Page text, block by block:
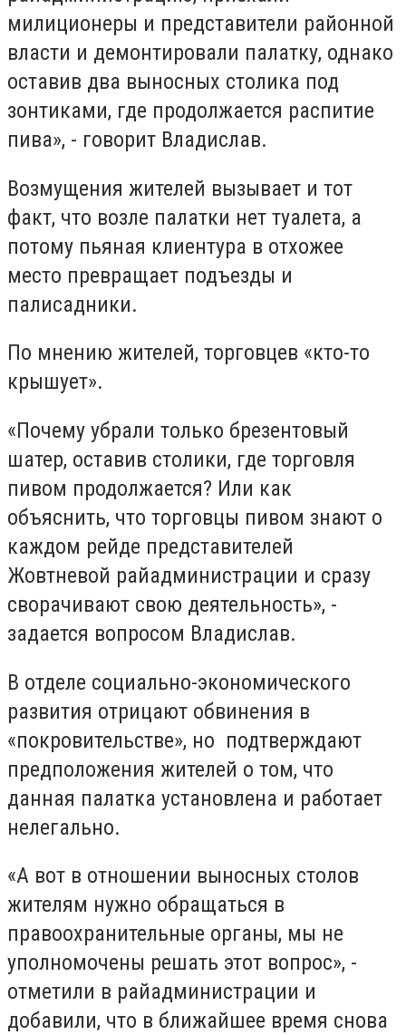
милиционеры и представители районной
власти и демонтировали палатку, однако
оставив два выносных столика под
зонтиками, где продолжается распитие
пива», - говорит Владислав.
Возмущения жителей вызывает и тот
факт, что возле палатки нет туалета, а
потому пьяная клиентура в отхожее
место превращает подъезды и
палисадники.
По мнению жителей, торговцев «кто-то
крышует».
«Почему убрали только брезентовый
шатер, оставив столики, где торговля
пивом продолжается? Или как
объяснить, что торговцы пивом знают о
каждом рейде представителей
Жовтневой райадминистрации и сразу
сворачивают свою деятельность», -
задается вопросом Владислав.
В отделе социально-экономического
развития отрицают обвинения в
«покровительстве», но подтверждают
предположения жителей о том, что
данная палатка установлена и работает
нелегально.
«А вот в отношении выносных столов
жителям нужно обращаться в
правоохранительные органы, мы не
уполномочены решать этот вопрос», -
отметили в райадминистрации и
добавили, что в ближайшее время снова